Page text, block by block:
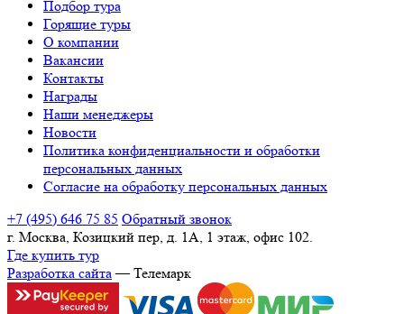
Подбор тура
Горящие туры
О компании
Вакансии
Контакты
Награды
Наши менеджеры
Новости
Политика конфиденциальности и обработки
персональных данных
Согласие на обработку персональных данных
+7 (495) 646 75 85 Обратный звонок
г. Москва, Козицкий пер, д. 1А, 1 этаж, офис 102.
Где купить тур
Разработка сайта— Телемарк